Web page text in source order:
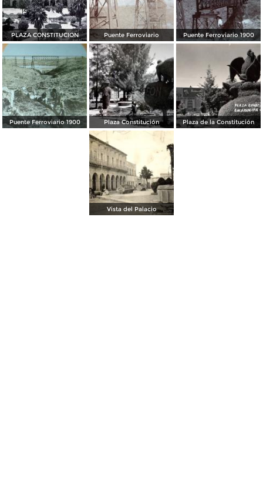
PLAZA CONSTITUCION Puente Ferroviario Puente Ferroviario 1900
Puente Ferroviario 1900 Plaza Constitución Plaza de la Constitución
Vista del Palacio